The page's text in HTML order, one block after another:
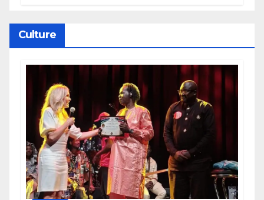
Culture